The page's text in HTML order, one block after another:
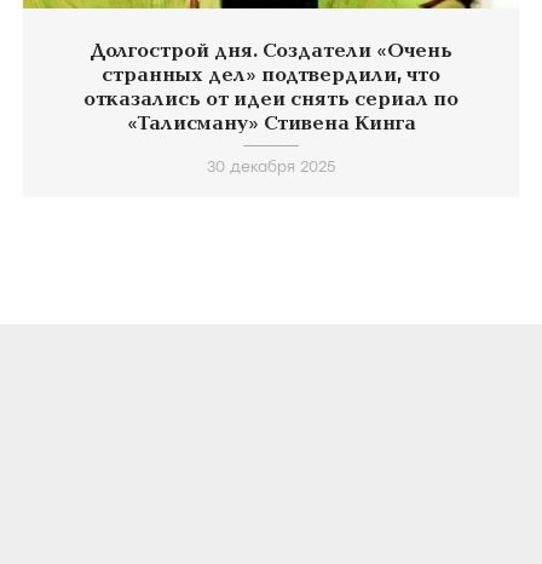
Долгострой дня. Создатели «Очень
странных дел» подтвердили, что
отказались от идеи снять сериал по
«Талисману» Стивена Кинга
30 декабря 2025